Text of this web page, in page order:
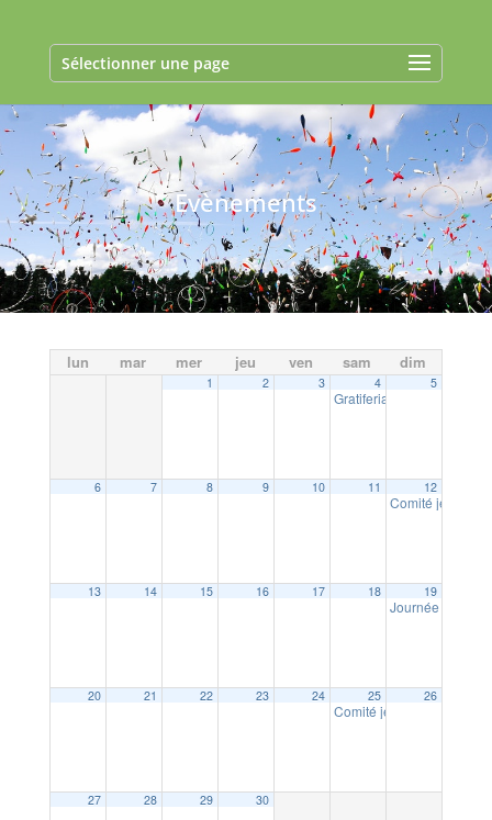
Sélectionner une page
Evènements
lun mar mer jeu ven sam dim
1 2 3 4
Gratiferia de Ma P’tite
5
6 7 8 9 10 11 12
Comité
13 14 15 16 17 18 19
Journée cani
20 21 22 23 24 25
Comité jeunesse et
26
27 28 29 30